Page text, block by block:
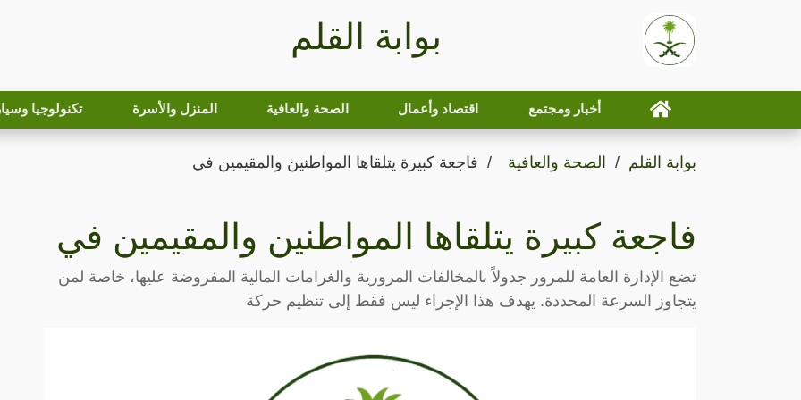
بوابة القلم
أخبار ومجتمع اقتصاد وأعمال الصحة والعافية المنزل والأسرة تكنولوجيا
بوابة القلم الصحة والعافية فاجعة كبيرة يتلقاها المواطنين والمقيمين في
فاجعة كبيرة يتلقاها المواطنين والمقيمين في
تضع الإدارة العامة للمرور جدولاً بالمخالفات المرورية والغرامات المالية المفروضة عليها، خاصة لمن
يتجاوز السرعة المحددة. يهدف هذا الإجراء ليس فقط إلى تنظيم حركة